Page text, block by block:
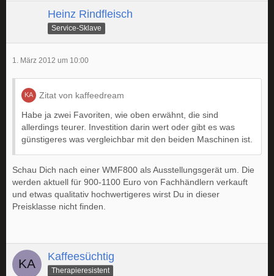
Heinz Rindfleisch
Service-Sklave
1. März 2012 um 10:00
Zitat von kaffeedream
Habe ja zwei Favoriten, wie oben erwähnt, die sind
allerdings teurer. Investition darin wert oder gibt es was
günstigeres was vergleichbar mit den beiden Maschinen ist.
Schau Dich nach einer WMF800 als Ausstellungsgerät um. Die
werden aktuell für 900-1100 Euro von Fachhändlern verkauft
und etwas qualitativ hochwertigeres wirst Du in dieser
Preisklasse nicht finden.
Kaffeesüchtig
Therapieresistent